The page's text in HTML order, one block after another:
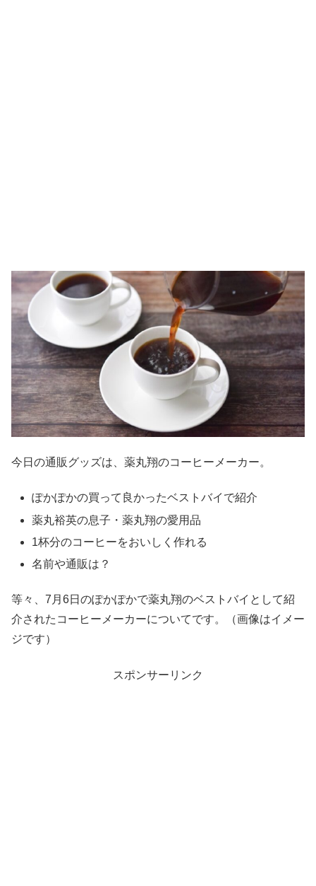
今日の通販グッズは、薬丸翔のコーヒーメーカー。
ぽかぽかの買って良かったベストバイで紹介
薬丸裕英の息子・薬丸翔の愛用品
1杯分のコーヒーをおいしく作れる
名前や通販は？
等々、7月6日のぽかぽかで薬丸翔のベストバイとして紹
介されたコーヒーメーカーについてです。（画像はイメー
ジです）
スポンサーリンク